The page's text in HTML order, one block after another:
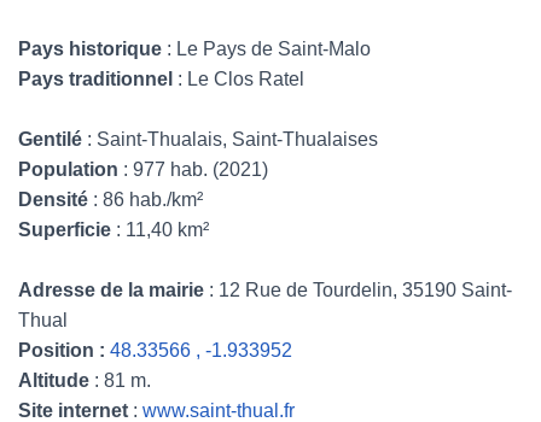
Pays historique : Le Pays de Saint-Malo
Pays traditionnel : Le Clos Ratel
Gentilé : Saint-Thualais, Saint-Thualaises
Population : 977 hab. (2021)
Densité : 86 hab./km²
Superficie : 11,40 km²
Adresse de la mairie : 12 Rue de Tourdelin, 35190 Saint-
Thual
Position : 48.33566 , -1.933952
Altitude : 81 m.
Site internet : www.saint-thual.fr